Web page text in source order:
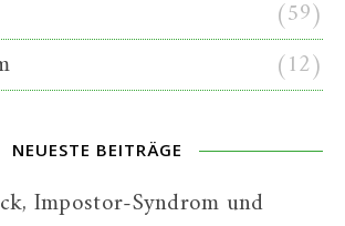
(59)
(12)
NEUESTE BEITRÄGE
Impostor-Syndrom und